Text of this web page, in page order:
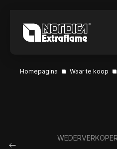
Homepagina Waar te koop
WEDERVERKOPER